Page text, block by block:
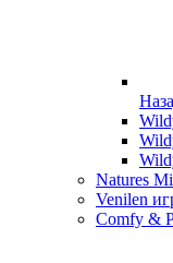
Natures
Venilen
Comfy &